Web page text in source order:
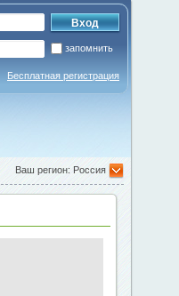
запомнить
Бесплатная регистрация
Ваш регион: Россия